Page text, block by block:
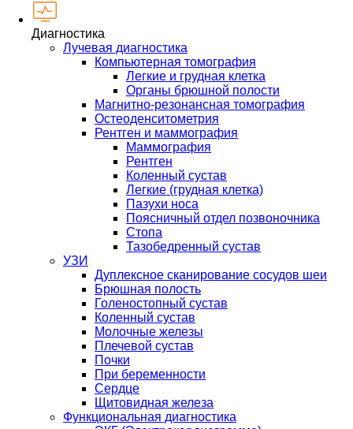
Диагностика
Лучевая диагностика
Компьютерная томография
Легкие и грудная клетка
Органы брюшной полости
Магнитно-резонансная томография
Остеоденситометрия
Рентген и маммография
Маммография
Рентген
Коленный сустав
Легкие (грудная клетка)
Пазухи носа
Поясничный отдел позвоночника
Стопа
Тазобедренный сустав
УЗИ
Дуплексное сканирование сосудов шеи
Брюшная полость
Голеностопный сустав
Коленный сустав
Молочные железы
Плечевой сустав
Почки
При беременности
Сердце
Щитовидная железа
Функциональная диагностика